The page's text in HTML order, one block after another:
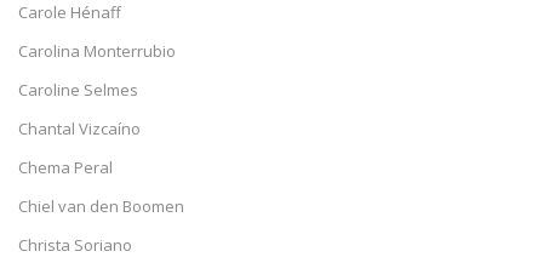
Carole Hénaff
Carolina Monterrubio
Caroline Selmes
Chantal Vizcaíno
Chema Peral
Chiel van den Boomen
Christa Soriano